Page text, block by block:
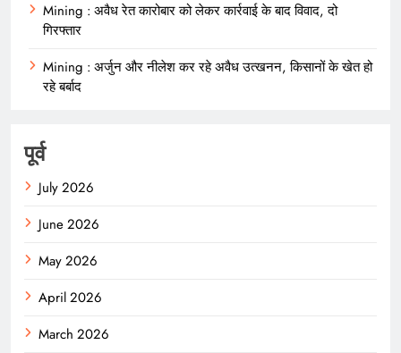
Mining : अवैध रेत कारोबार को लेकर कार्रवाई के बाद विवाद, दो
गिरफ्तार
Mining : अर्जुन और नीलेश कर रहे अवैध उत्खनन, किसानों के खेत हो
रहे बर्बाद
पूर्व
July 2026
June 2026
May 2026
April 2026
March 2026